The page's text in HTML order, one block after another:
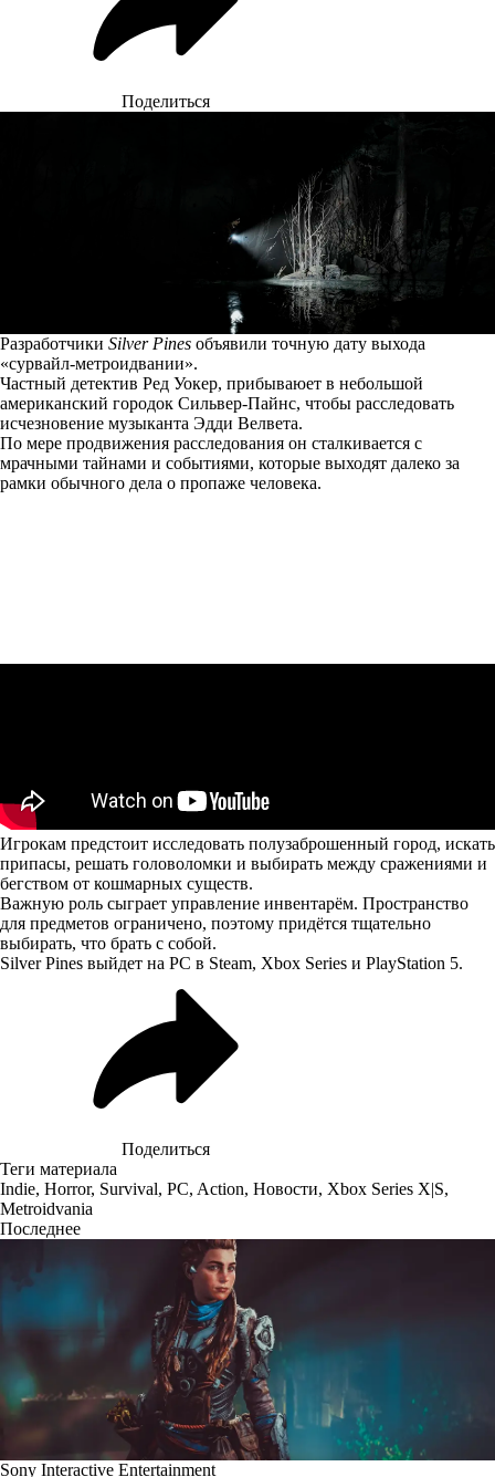
Поделиться
Разработчики Silver Pines объявили точную дату выхода
«сурвайл-метроидвании».
Частный детектив Ред Уокер, прибываюет в небольшой
американский городок Сильвер-Пайнс, чтобы расследовать
исчезновение музыканта Эдди Велвета.
По мере продвижения расследования он сталкивается с
мрачными тайнами и событиями, которые выходят далеко за
рамки обычного дела о пропаже человека.
Игрокам предстоит исследовать полузаброшенный город, искать
припасы, решать головоломки и выбирать между сражениями и
бегством от кошмарных существ.
Важную роль сыграет управление инвентарём. Пространство
для предметов ограничено, поэтому придётся тщательно
выбирать, что брать с собой.
Silver Pines выйдет на PC в Steam, Xbox Series и PlayStation 5.
Поделиться
Теги материала
Indie, Horror, Survival, PC, Action, Новости, Xbox Series X|S,
Metroidvania
Последнее
Sony Interactive Entertainment